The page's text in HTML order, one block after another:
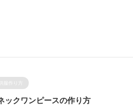
服作り方
ックワンピースの作り方